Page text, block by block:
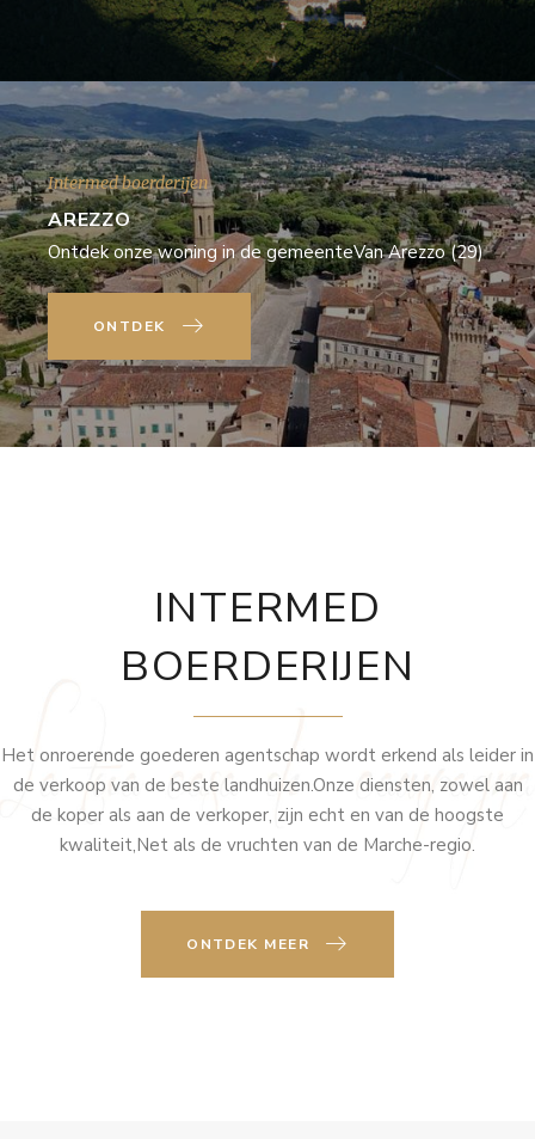
Intermed boerderijen
AREZZO
Ontdek onze woning in de gemeenteVan Arezzo (29)
ONTDEK
INTERMED
BOERDERIJEN
Het onroerende goederen agentschap wordt erkend als leider in
de verkoop van de beste landhuizen.Onze diensten, zowel aan
de koper als aan de verkoper, zijn echt en van de hoogste
kwaliteit,Net als de vruchten van de Marche-regio.
ONTDEK MEER